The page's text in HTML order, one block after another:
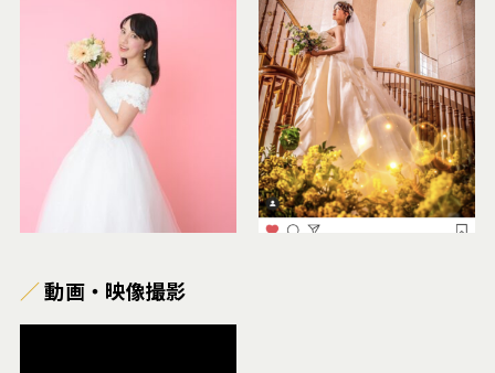
動画・映像撮影